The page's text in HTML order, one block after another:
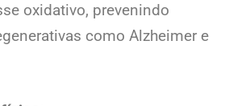
oxidativo, prevenindo
como Alzheimer e